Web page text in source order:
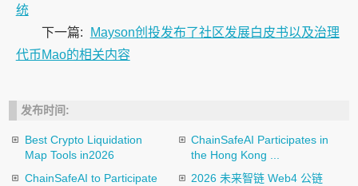
统
下一篇:
Mayson创投发布了社区发展白皮书以及治理
代币Mao的相关内容
发布时间:
Best Crypto Liquidation
Map Tools in2026
ChainSafeAI Participates in
the Hong Kong ...
ChainSafeAI to Participate
2026 未来智链 Web4 公链